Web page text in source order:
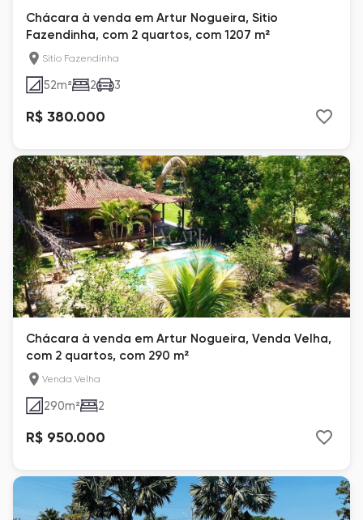
Chácara à venda em Artur Nogueira, Sitio
Fazendinha, com 2 quartos, com 1207 m²
Sitio Fazendinha
52m² 2 3
R$ 380.000
Chácara à venda em Artur Nogueira, Venda Velha,
com 2 quartos, com 290 m²
Venda Velha
290m² 2
R$ 950.000